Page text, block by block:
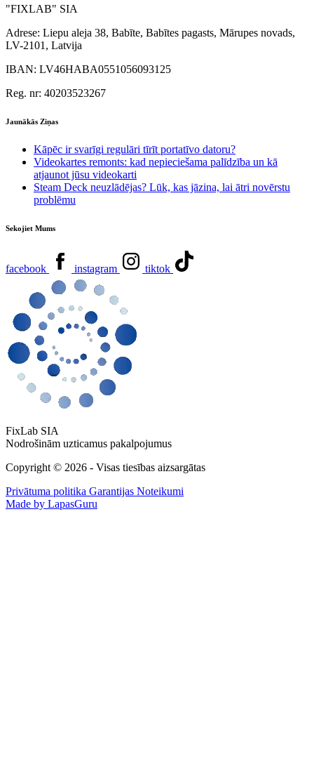
"FIXLAB" SIA
Adrese: Liepu aleja 38, Babīte, Babītes pagasts, Mārupes novads,
LV-2101, Latvija
IBAN: LV46HABA0551056093125
Reg. nr: 40203523267
Jaunākās Ziņas
Kāpēc ir svarīgi regulāri tīrīt portatīvo datoru?
Videokartes remonts: kad nepieciešama palīdzība un kā
atjaunot jūsu videokarti
Steam Deck neuzlādējas? Lūk, kas jāzina, lai ātri novērstu
problēmu
Sekojiet Mums
facebook instagram tiktok
FixLab SIA
Nodrošinām uzticamus pakalpojumus
Copyright © 2026 - Visas tiesības aizsargātas
Privātuma politika Garantijas Noteikumi
Made by LapasGuru